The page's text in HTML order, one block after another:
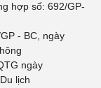
hợp số: 692/GP-
- BC, ngày
ngày
lịch